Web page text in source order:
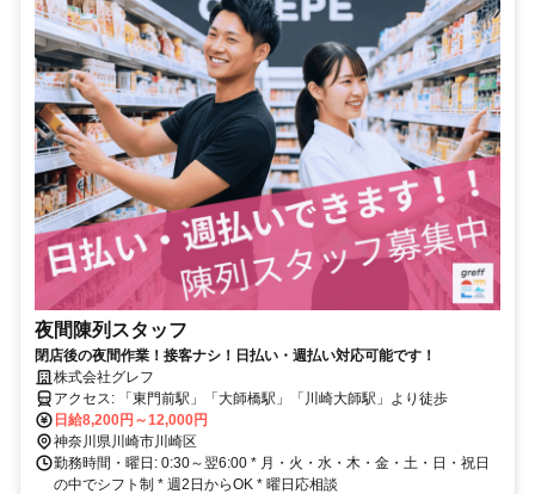
夜間陳列スタッフ
閉店後の夜間作業！接客ナシ！日払い・週払い対応可能です！
株式会社グレフ
アクセス: 「東門前駅」「大師橋駅」「川崎大師駅」より徒歩
日給8,200円～12,000円
神奈川県川崎市川崎区
勤務時間・曜日: 0:30～翌6:00 * 月・火・水・木・金・土・日・祝日
の中でシフト制 * 週2日からOK * 曜日応相談